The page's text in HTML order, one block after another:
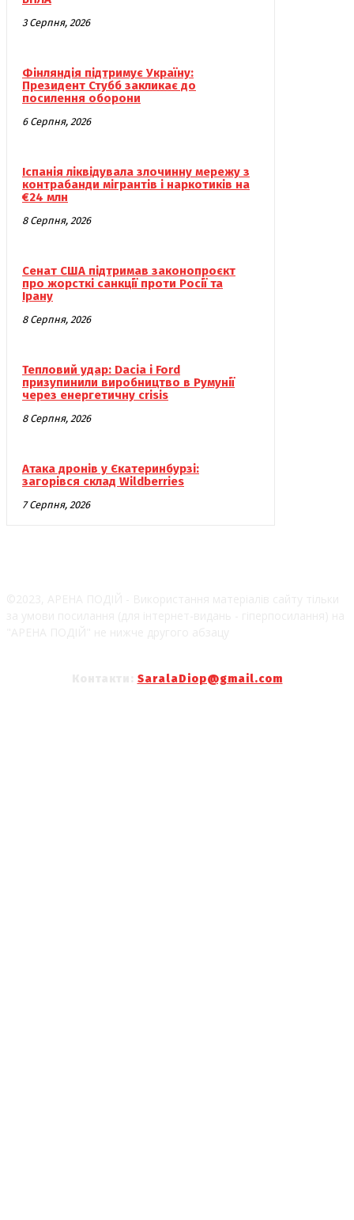
3 Серпня, 2026
Фінляндія підтримує Україну:
Президент Стубб закликає до
посилення оборони
6 Серпня, 2026
Іспанія ліквідувала злочинну мережу з
контрабанди мігрантів і наркотиків на
€24 млн
8 Серпня, 2026
Сенат США підтримав законопроєкт
про жорсткі санкції проти Росії та
Ірану
8 Серпня, 2026
Тепловий удар: Dacia і Ford
призупинили виробництво в Румунії
через енергетичну crisis
8 Серпня, 2026
Атака дронів у Єкатеринбурзі:
загорівся склад Wildberries
7 Серпня, 2026
SaralaDiop@gmail.com